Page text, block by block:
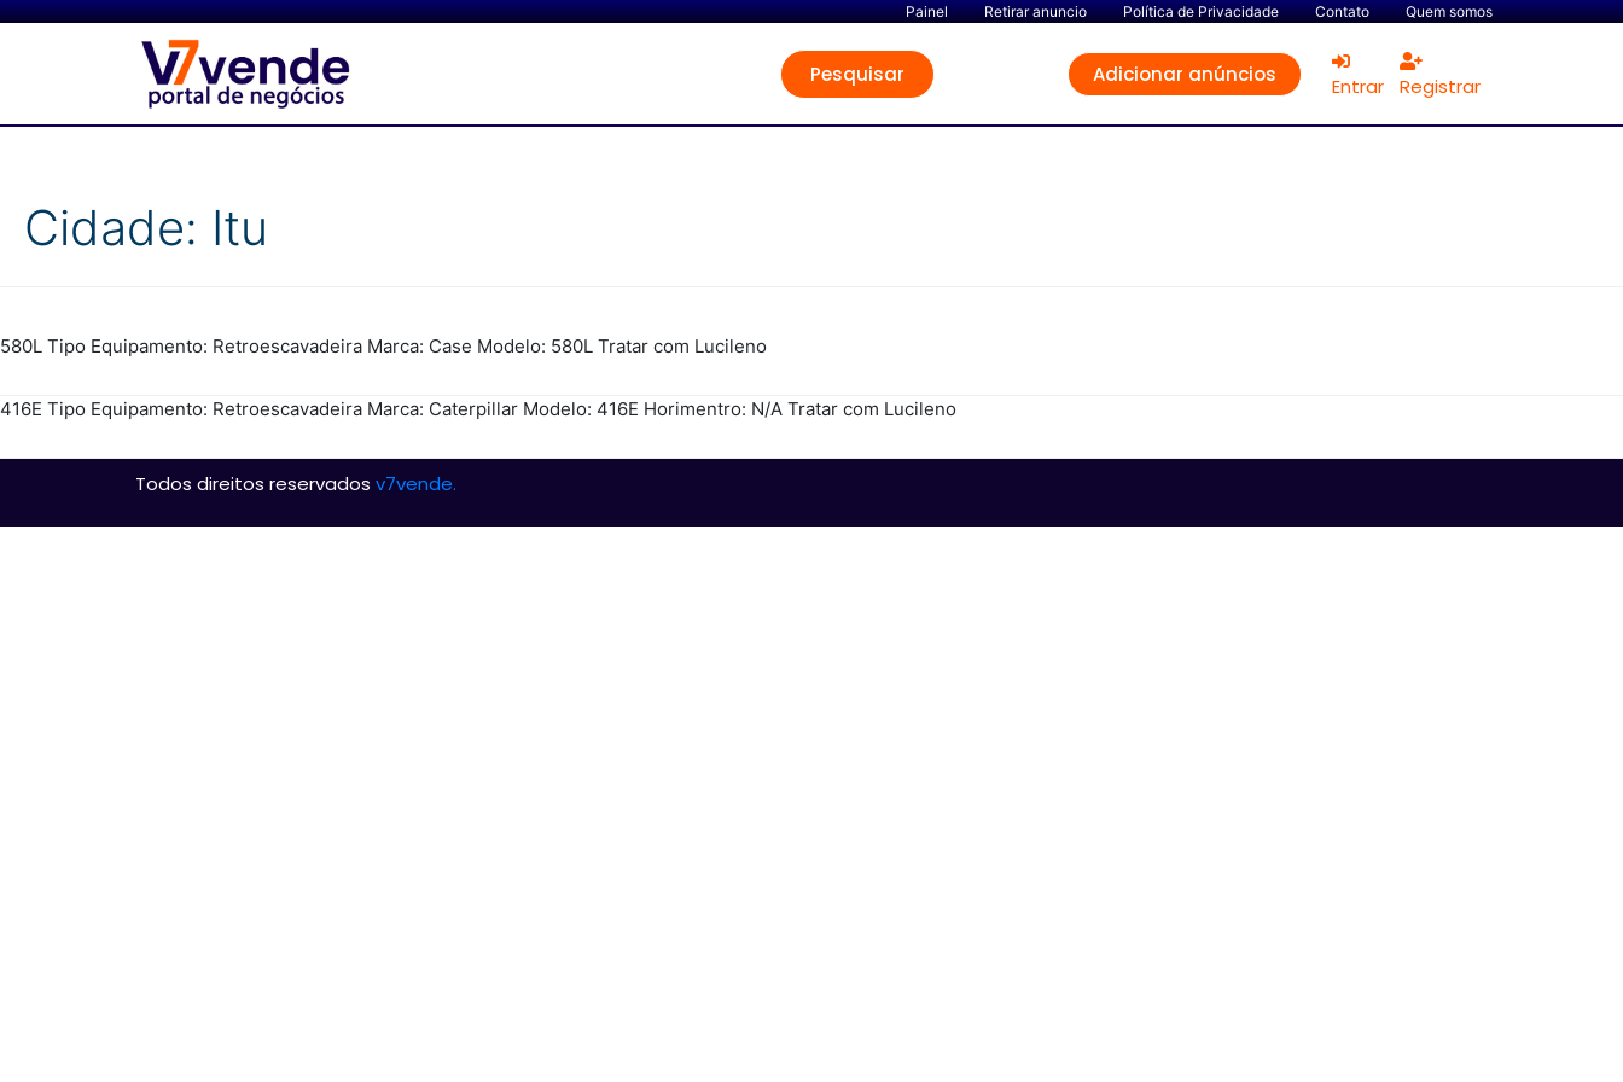
Painel Retirar anuncio Política de Privacidade Contato Quem somos
Pesquisar Adicionar anúncios Entrar Registrar
Cidade: Itu
580L Tipo Equipamento: Retroescavadeira Marca: Case Modelo: 580L Tratar com Lucileno
416E Tipo Equipamento: Retroescavadeira Marca: Caterpillar Modelo: 416E Horimentro: N/A Tratar com Lucileno
Todos direitos reservados v7vende.